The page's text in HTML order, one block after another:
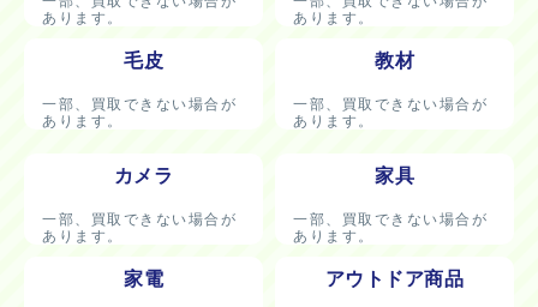
あります。
あります。
毛皮
一部、買取できない場合が
あります。
教材
一部、買取できない場合が
あります。
カメラ
一部、買取できない場合が
あります。
家具
一部、買取できない場合が
あります。
家電 アウトドア商品